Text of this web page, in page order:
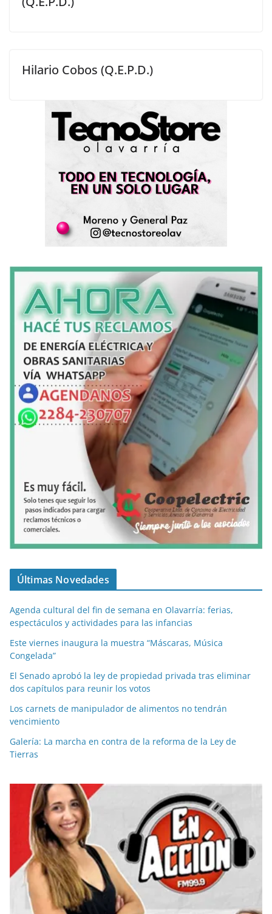
Hilario Cobos (Q.E.P.D.)
Últimas Novedades
Agenda cultural del fin de semana en Olavarría: ferias,
espectáculos y actividades para las infancias
Este viernes inaugura la muestra “Máscaras, Música
Congelada”
El Senado aprobó la ley de propiedad privada tras eliminar
dos capítulos para reunir los votos
Los carnets de manipulador de alimentos no tendrán
vencimiento
Galería: La marcha en contra de la reforma de la Ley de
Tierras